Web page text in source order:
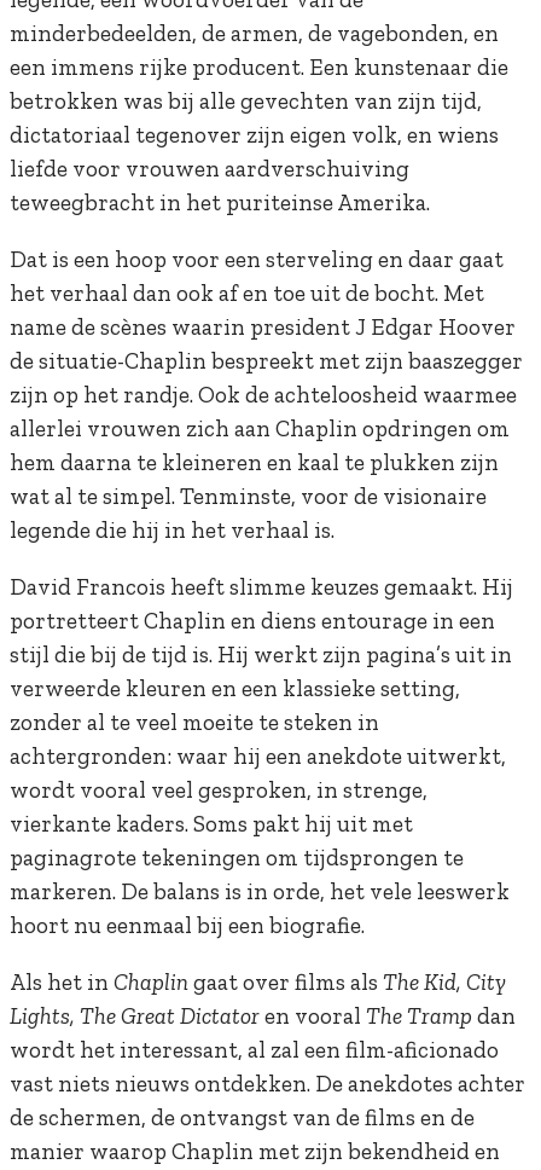
minderbedeelden, de armen, de vagebonden, en
een immens rijke producent. Een kunstenaar die
betrokken was bij alle gevechten van zijn tijd,
dictatoriaal tegenover zijn eigen volk, en wiens
liefde voor vrouwen aardverschuiving
teweegbracht in het puriteinse Amerika.
Dat is een hoop voor een sterveling en daar gaat
het verhaal dan ook af en toe uit de bocht. Met
name de scènes waarin president J Edgar Hoover
de situatie-Chaplin bespreekt met zijn baaszegger
zijn op het randje. Ook de achteloosheid waarmee
allerlei vrouwen zich aan Chaplin opdringen om
hem daarna te kleineren en kaal te plukken zijn
wat al te simpel. Tenminste, voor de visionaire
legende die hij in het verhaal is.
David Francois heeft slimme keuzes gemaakt. Hij
portretteert Chaplin en diens entourage in een
stijl die bij de tijd is. Hij werkt zijn pagina’s uit in
verweerde kleuren en een klassieke setting,
zonder al te veel moeite te steken in
achtergronden: waar hij een anekdote uitwerkt,
wordt vooral veel gesproken, in strenge,
vierkante kaders.Soms pakt hij uit met
paginagrote tekeningen om tijdsprongen te
markeren. De balans is in orde, het vele leeswerk
hoort nu eenmaal bij een biografie.
Als het in Chaplingaat over films als The Kid, City
Lights, The Great Dictatoren vooral The Tramp dan
wordt het interessant, al zal een film-aficionado
vast niets nieuws ontdekken. De anekdotes achter
de schermen, de ontvangst van de films en de
manier waarop Chaplin met zijn bekendheid en